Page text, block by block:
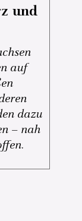
und
auf
dazu
– nah